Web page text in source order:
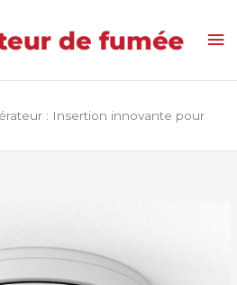
: Insertion innovante pour